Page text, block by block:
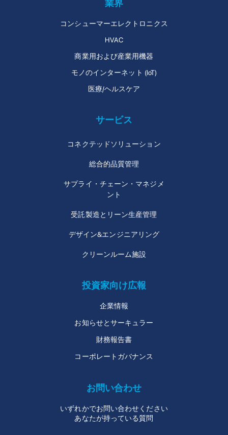
業界
コンシューマーエレクトロニクス
HVAC
商業用および産業用機器
モノのインターネット (IoT)
医療/ヘルスケア
サービス
コネクテッドソリューション
総合的品質管理
サプライ・チェーン・マネジメ
ント
受託製造とリーン生産管理
デザイン&エンジニアリング
クリーンルーム施設
投資家向け広報
企業情報
お知らせとサーキュラー
財務報告書
コーポレートガバナンス
お問い合わせ
いずれかでお問い合わせください
あなたが持っている質問